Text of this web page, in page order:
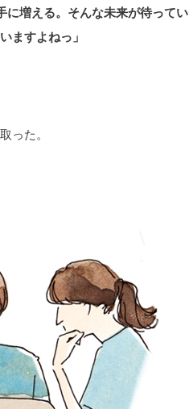
に増える。そんな未来が待ってい
ますよねっ」
った。